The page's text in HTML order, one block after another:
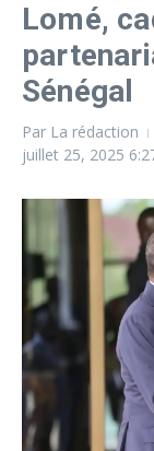
Lomé,
Sénégal
Par La rédaction
juillet 25, 2025